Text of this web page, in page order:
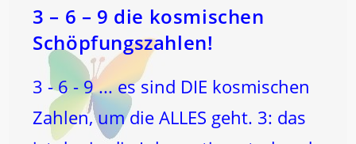
MICHAEL
3 – 6 – 9 die kosmischen
Schöpfungszahlen!
3 - 6 - 9 ... es sind DIE kosmischen
Zahlen, um die ALLES geht. 3: das